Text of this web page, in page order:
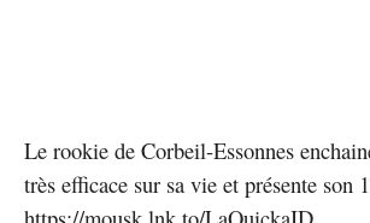
Le rookie de Corbeil-Essonnes
très efficace sur sa vie et présente son 1